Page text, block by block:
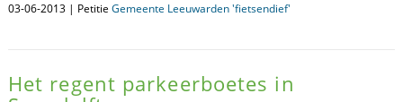
03-06-2013 | Petitie Gemeente Leeuwarden 'fietsendief'
Het regent parkeerboetes in